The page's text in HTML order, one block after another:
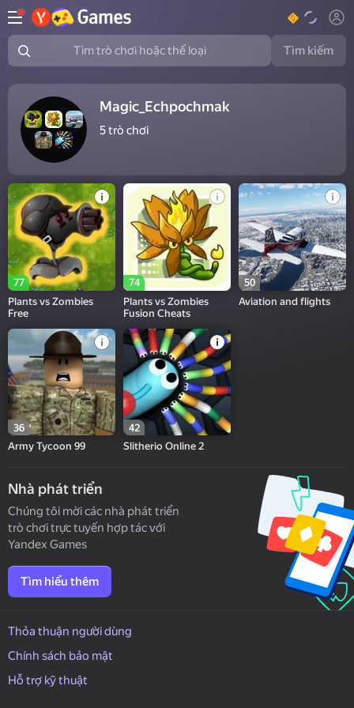
Tìm trò chơi hoặc thể loại Tìm kiếm
Magic_Echpochmak
5trò chơi
77
Plants vs Zombies
Free
74
Plants vs Zombies
Fusion Cheats
50
Aviation and flights
36
Army Tycoon 99
42
Slitherio Online 2
Nhà phát triển
Chúng tôi mời các nhà phát triển
trò chơi trực tuyến hợp tác với
Yandex Games
Tìm hiểu thêm
Thỏa thuận người dùng
Chính sách bảo mật
Hỗ trợ kỹ thuật